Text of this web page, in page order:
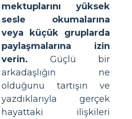
mektuplarını yüksek
sesle okumalarına
veya küçük gruplarda
paylaşmalarına izin
verin. Güçlü bir
arkadaşlığın ne
olduğunu tartışın ve
yazdıklarıyla gerçek
hayattaki ilişkileri